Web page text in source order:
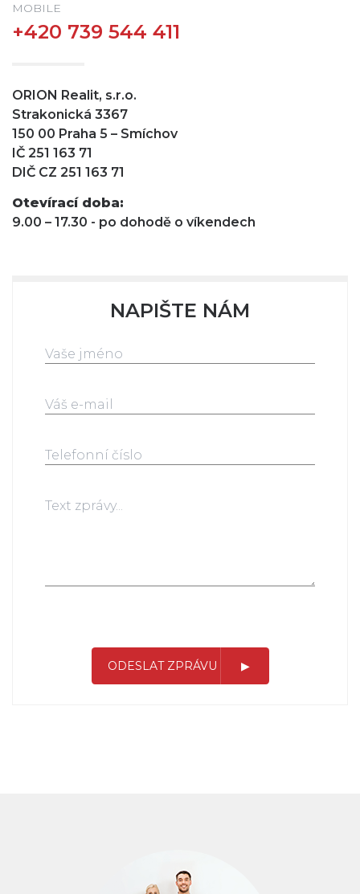
MOBILE
+420 739 544 411
ORION Realit, s.r.o.
Strakonická 3367
150 00 Praha 5 – Smíchov
IČ 251 163 71
DIČ CZ 251 163 71
Otevírací doba:
9.00 – 17.30 - po dohodě o víkendech
NAPIŠTE NÁM
ODESLAT ZPRÁVU